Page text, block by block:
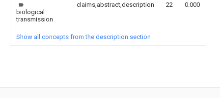
biological
transmission
claims,abstract,description 22 0.000
Show all concepts from the description section